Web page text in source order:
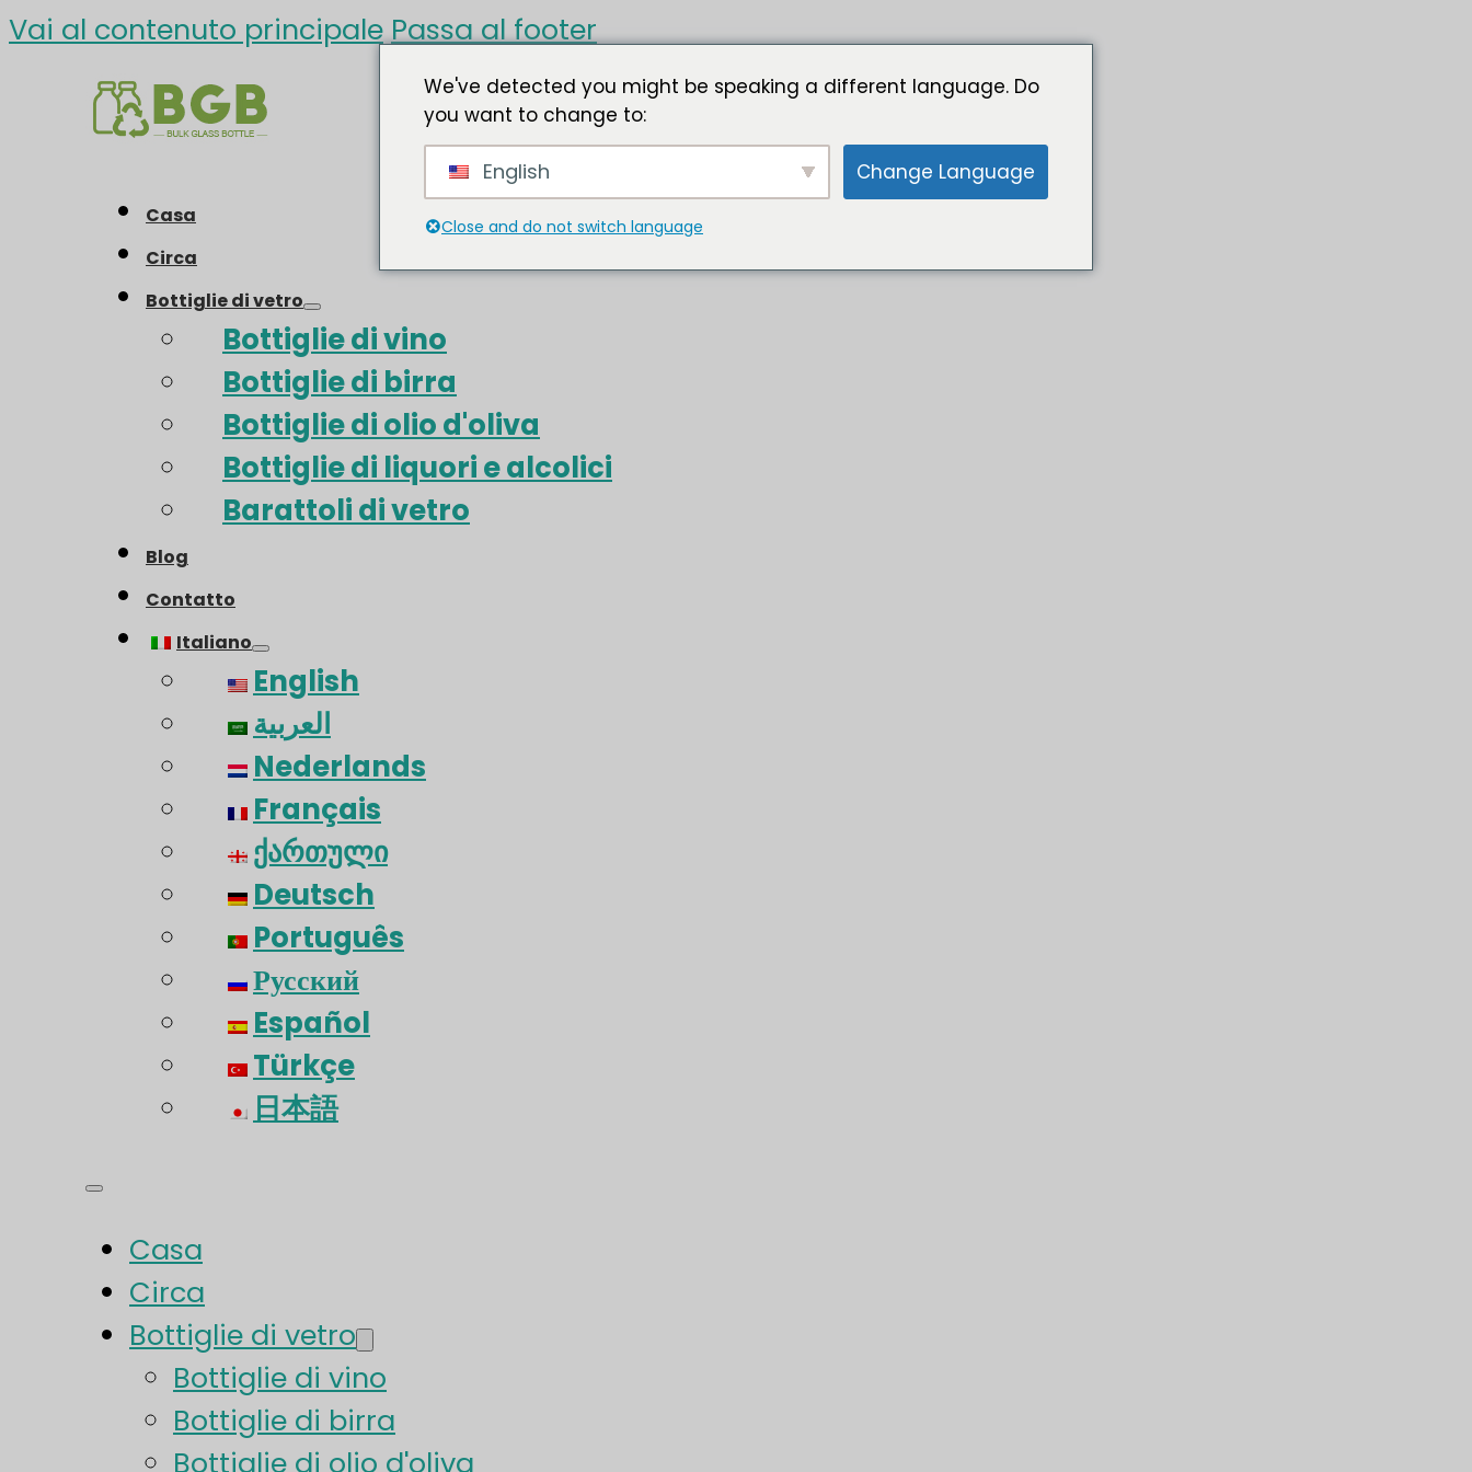
Vai al contenuto principalePassa al footer
Casa
Circa
Bottiglie di vetro
Bottiglie di vino
Bottiglie di birra
Bottiglie di olio d'oliva
Bottiglie di liquori e alcolici
Barattoli di vetro
Blog
Contatto
Italiano
English
العربية
Nederlands
Français
ქართული
Deutsch
Português
Русский
Español
Türkçe
日本語
Casa
Circa
Bottiglie di vetro
Bottiglie di vino
Bottiglie di birra
Bottiglie di olio d'oliva
We've detected you might be speaking a different language. Do
you want to change to:
English Change Language
Close and do not switch language